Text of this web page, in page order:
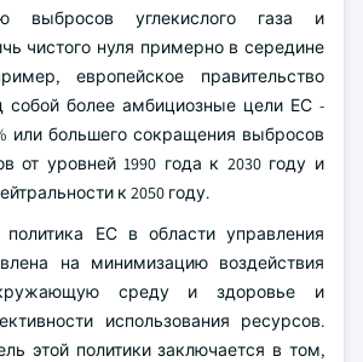
выбросов углекислого газа и
чистого нуля примерно в середине
европейское правительство
собой более амбициозные цели ЕС -
или большего сокращения выбросов
от уровней 1990 года к 2030 году и
к 2050 году.
ЕС в области управления
на минимизацию воздействия
среду и здоровье и
использования ресурсов.
этой политики заключается в том,